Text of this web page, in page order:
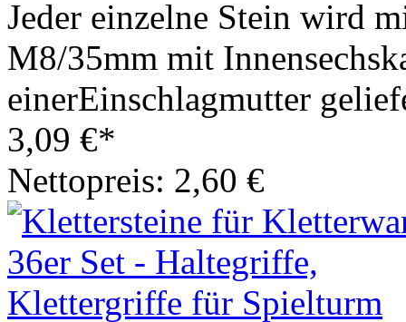
Jeder einzelne Stein wird
M8/35mm mit
einerEinschlagmutter
3,09 €*
Nettopreis: 2,60 €